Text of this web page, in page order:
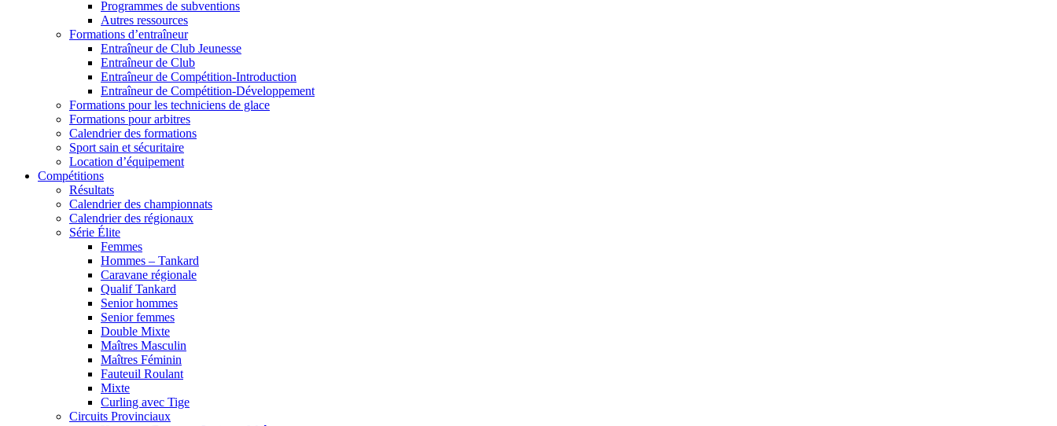
Programmes de subventions
Autres ressources
Formations d’entraîneur
Entraîneur de Club Jeunesse
Entraîneur de Club
Entraîneur de Compétition-Introduction
Entraîneur de Compétition-Développement
Formations pour les techniciens de glace
Formations pour arbitres
Calendrier des formations
Sport sain et sécuritaire
Location d’équipement
Compétitions
Résultats
Calendrier des championnats
Calendrier des régionaux
Série Élite
Femmes
Hommes – Tankard
Caravane régionale
Qualif Tankard
Senior hommes
Senior femmes
Double Mixte
Maîtres Masculin
Maîtres Féminin
Fauteuil Roulant
Mixte
Curling avec Tige
Circuits Provinciaux